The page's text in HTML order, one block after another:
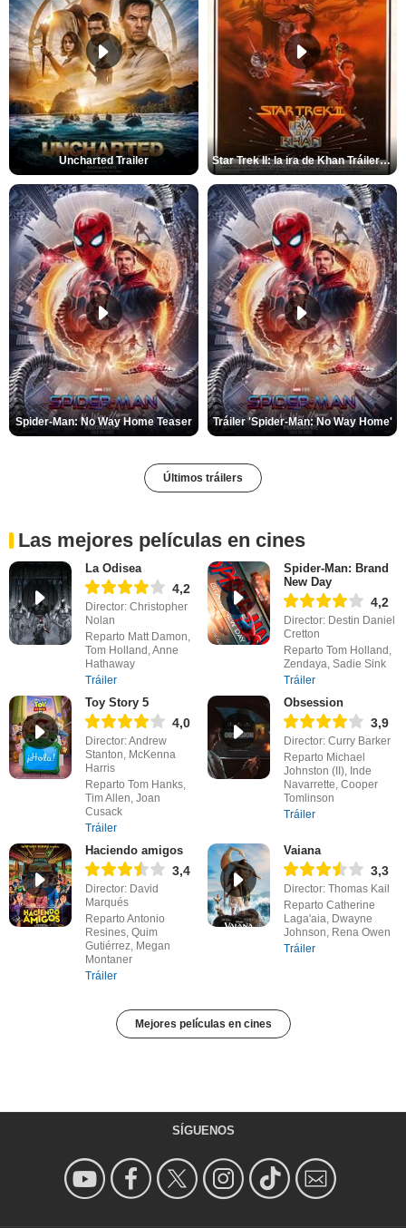
Uncharted Trailer Star Trek II: la ira de Khan Tráiler VO
Spider-Man: No Way Home Teaser Tráiler 'Spider-Man: No Way Home'
Últimos tráilers
Las mejores películas en cines
La Odisea
4,2
Director: Christopher
Nolan
Reparto Matt Damon,
Tom Holland, Anne
Hathaway
Tráiler
Spider-Man: Brand
New Day
4,2
Director: Destin Daniel
Cretton
Reparto Tom Holland,
Zendaya, Sadie Sink
Tráiler
Toy Story 5
4,0
Director: Andrew
Stanton, McKenna
Harris
Reparto Tom Hanks,
Tim Allen, Joan
Cusack
Tráiler
Obsession
3,9
Director: Curry Barker
Reparto Michael
Johnston (II), Inde
Navarrette, Cooper
Tomlinson
Tráiler
Haciendo amigos
3,4
Director: David
Marqués
Reparto Antonio
Resines, Quim
Gutiérrez, Megan
Montaner
Tráiler
Vaiana
3,3
Director: Thomas Kail
Reparto Catherine
Laga'aia, Dwayne
Johnson, Rena Owen
Tráiler
Mejores películas en cines
SÍGUENOS